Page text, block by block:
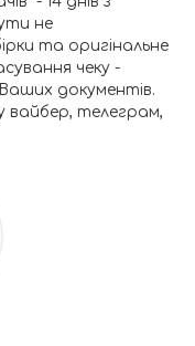
не
та оригінальне
чеку -
документів.
телеграм,